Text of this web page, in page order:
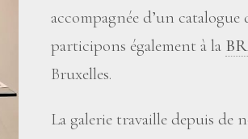
accompagnée d’un
participons également à la
Bruxelles.
La galerie travaille depuis de